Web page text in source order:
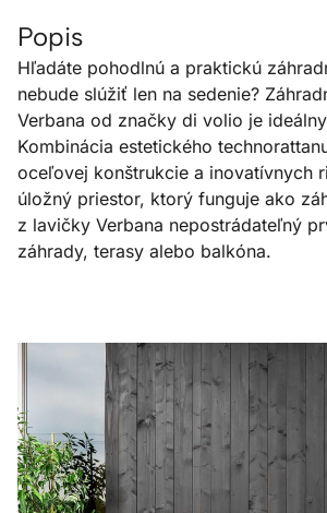
Popis
Hľadáte pohodlnú a praktickú
nebude slúžiť len na sedenie?
Verbana od značky di volio je
Kombinácia estetického
oceľovej konštrukcie a inovatívnych
úložný priestor, ktorý funguje ako
z lavičky Verbana nepostrádateľný
záhrady, terasy alebo balkóna.